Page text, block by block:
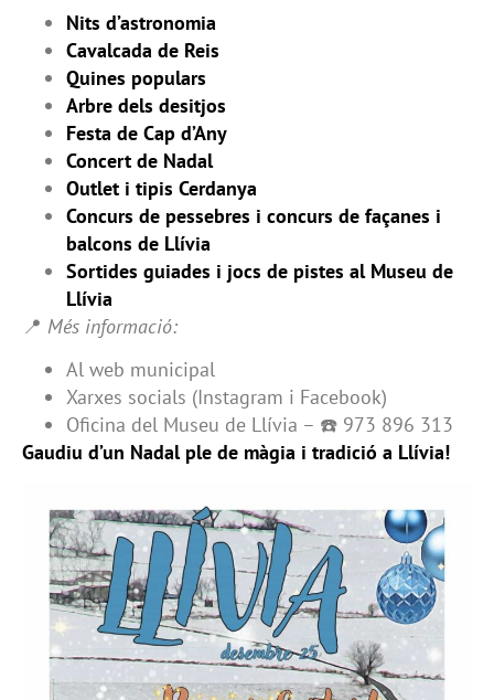
Nits d’astronomia
Cavalcada de Reis
Quines populars
Arbre dels desitjos
Festa de Cap d’Any
Concert de Nadal
Outlet i tipis Cerdanya
Concurs de pessebres i concurs de façanes i
balcons de Llívia
Sortides guiades i jocs de pistes al Museu de
Llívia
📍 Més informació:
Al web municipal
Xarxes socials (Instagram i Facebook)
Oficina del Museu de Llívia – ☎️ 973 896 313
Gaudiu d’un Nadal ple de màgia i tradició a Llívia!